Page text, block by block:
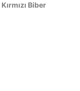
Kırmızı Biber